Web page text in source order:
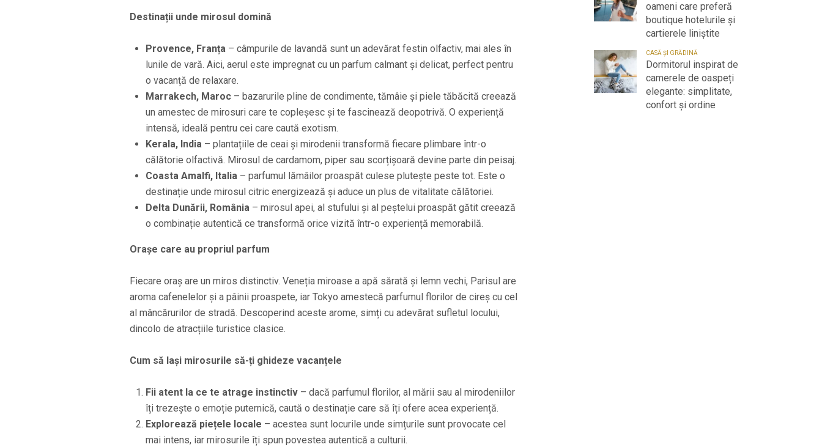
Destinații unde mirosul domină
Provence, Franța– câmpurile de lavandă sunt un adevărat festin olfactiv, mai ales în
lunile de vară. Aici, aerul este impregnat cu un parfum calmant și delicat, perfect pentru
o vacanță de relaxare.
Marrakech, Maroc– bazarurile pline de condimente, tămâie și piele tăbăcită creează
un amestec de mirosuri care te copleșesc și te fascinează deopotrivă. O experiență
intensă, ideală pentru cei care caută exotism.
Kerala, India– plantațiile de ceai și mirodenii transformă fiecare plimbare într-o
călătorie olfactivă. Mirosul de cardamom, piper sau scorțișoară devine parte din peisaj.
Coasta Amalfi, Italia– parfumul lămâilor proaspăt culese plutește peste tot. Este o
destinație unde mirosul citric energizează și aduce un plus de vitalitate călătoriei.
Delta Dunării, România– mirosul apei, al stufului și al peștelui proaspăt gătit creează
o combinație autentică ce transformă orice vizită într-o experiență memorabilă.
Orașe care au propriul parfum
Fiecare oraș are un miros distinctiv. Veneția miroase a apă sărată și lemn vechi, Parisul are
aroma cafenelelor și a pâinii proaspete, iar Tokyo amestecă parfumul florilor de cireș cu cel
al mâncărurilor de stradă. Descoperind aceste arome, simți cu adevărat sufletul locului,
dincolo de atracțiile turistice clasice.
Cum să lași mirosurile să-ți ghideze vacanțele
Fii atent la ce te atrage instinctiv– dacă parfumul florilor, al mării sau al mirodeniilor
îți trezește o emoție puternică, caută o destinație care să îți ofere acea experiență.
Explorează piețele locale – acestea sunt locurile unde simțurile sunt provocate cel
mai intens, iar mirosurile îți spun povestea autentică a culturii.
oameni care preferă
boutique hotelurile și
cartierele liniștite
CASĂ ȘI GRĂDINĂ
Dormitorul inspirat de
camerele de oaspeți
elegante: simplitate,
confort și ordine